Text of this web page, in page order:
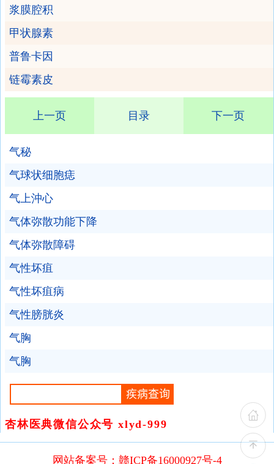
浆膜腔积
甲状腺素
普鲁卡因
链霉素皮
上一页 目录 下一页
气秘
气球状细胞痣
气上沖心
气体弥散功能下降
气体弥散障碍
气性坏疽
气性坏疽病
气性膀胱炎
气胸
气胸
杏林医典微信公众号 xlyd-999
网站备案号：赣ICP备16000927号-4